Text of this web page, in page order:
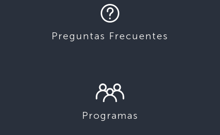
Preguntas Frecuentes
Programas